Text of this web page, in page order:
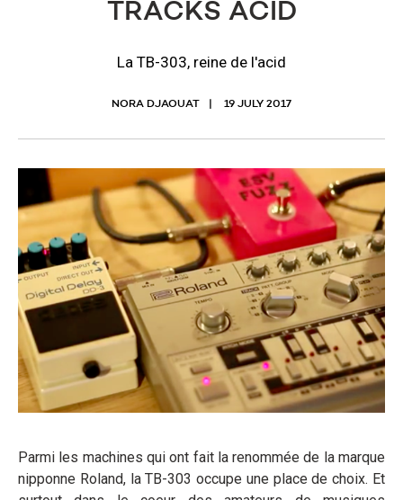
TRACKS ACID
La TB-303, reine de l'acid
NORA DJAOUAT 19 JULY 2017
Parmi les machines qui ont fait la renommée de la marque
nipponne Roland, la TB-303 occupe une place de choix. Et